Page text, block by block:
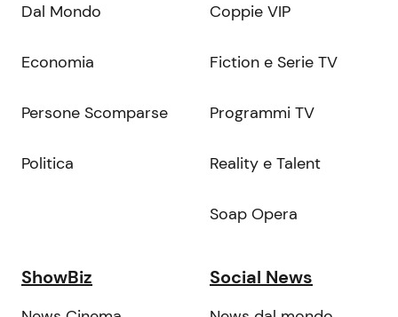
Dal Mondo
Economia
Persone Scomparse
Politica
Coppie VIP
Fiction e Serie TV
Programmi TV
Reality e Talent
Soap Opera
ShowBiz Social News